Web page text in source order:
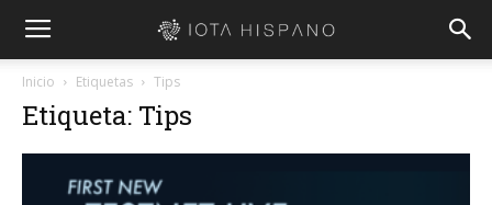
Inicio Etiquetas Tips
Etiqueta: Tips